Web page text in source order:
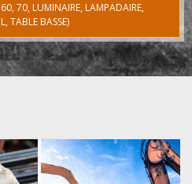
70, LUMINAIRE, LAMPADAIRE,
TABLE BASSE)